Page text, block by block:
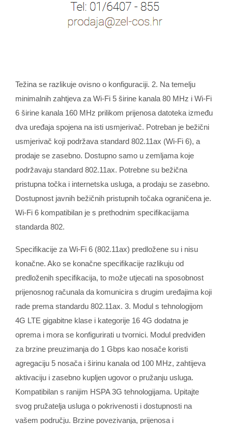
Težina se razlikuje ovisno o konfiguraciji. 2. Na temelju
minimalnih zahtjeva za Wi‑Fi 5 širine kanala 80 MHz i Wi‑Fi
6 širine kanala 160 MHz prilikom prijenosa datoteka između
dva uređaja spojena na isti usmjerivač. Potreban je bežični
usmjerivač koji podržava standard 802.11ax (Wi‑Fi 6), a
prodaje se zasebno. Dostupno samo u zemljama koje
podržavaju standard 802.11ax. Potrebne su bežična
pristupna točka i internetska usluga, a prodaju se zasebno.
Dostupnost javnih bežičnih pristupnih točaka ograničena je.
Wi‑Fi 6 kompatibilan je s prethodnim specifikacijama
standarda 802.
Specifikacije za Wi‑Fi 6 (802.11ax) predložene su i nisu
konačne. Ako se konačne specifikacije razlikuju od
predloženih specifikacija, to može utjecati na sposobnost
prijenosnog računala da komunicira s drugim uređajima koji
rade prema standardu 802.11ax. 3. Modul s tehnologijom
4G LTE gigabitne klase i kategorije 16 4G dodatna je
oprema i mora se konfigurirati u tvornici. Modul predviđen
za brzine preuzimanja do 1 Gbps kao nosače koristi
agregaciju 5 nosača i širinu kanala od 100 MHz, zahtijeva
aktivaciju i zasebno kupljen ugovor o pružanju usluga.
Kompatibilan s ranijim HSPA 3G tehnologijama. Upitajte
svog pružatelja usluga o pokrivenosti i dostupnosti na
vašem području. Brzine povezivanja, prijenosa i